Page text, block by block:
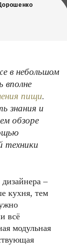
в небольшом
вполне
пищи.
знания и
обзоре
техники
–
кухня, тем
всё
модульная